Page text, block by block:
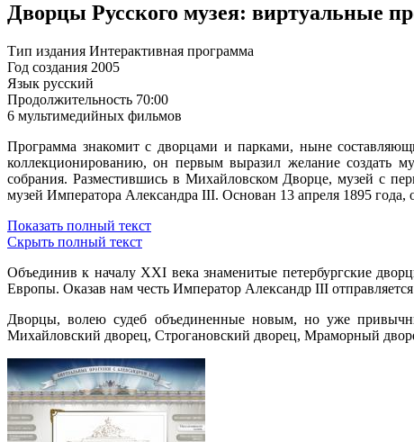
Дворцы Русского музея: виртуальные
Тип издания Интерактивная программа
Год создания 2005
Язык русский
Продолжительность 70:00
6 мультимедийных фильмов
Программа знакомит с дворцами и парками, ныне
коллекционированию, он первым выразил желание создать
собрания. Разместившись в Михайловском Дворце, музей с
музей Императора Александра III. Основан 13 апреля 1895 года,
Показать полный текст
Скрыть полный текст
Объединив к началу XXI века знаменитые петербургские
Европы. Оказав нам честь Император Александр III
Дворцы, волею судеб объединенные новым, но уже
Михайловский дворец, Строгановский дворец, Мраморный